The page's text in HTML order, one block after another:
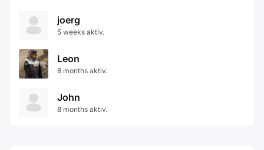
joerg
5 weeks aktiv.
Leon
8 months aktiv.
John
8 months aktiv.